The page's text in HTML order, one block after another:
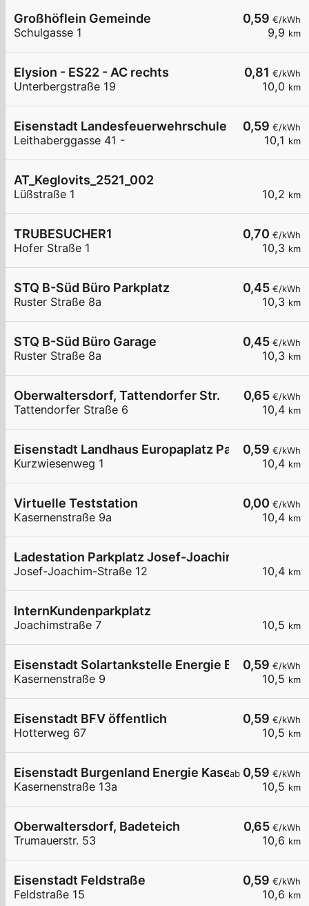
0,59 €/kWh
9,9 km
Großhöflein Gemeinde
Schulgasse 1
0,81 €/kWh
10,0 km
Elysion - ES22 - AC rechts
Unterbergstraße 19
0,59 €/kWh
10,1 km
Eisenstadt Landesfeuerwehrschule
Leithaberggasse 41 -
10,2 km
AT_Keglovits_2521_002
Lüßstraße 1
0,70 €/kWh
10,3 km
TRUBESUCHER1
Hofer Straße 1
0,45 €/kWh
10,3 km
STQ B-Süd Büro Parkplatz
Ruster Straße 8a
0,45 €/kWh
10,3 km
STQ B-Süd Büro Garage
Ruster Straße 8a
0,65 €/kWh
10,4 km
Oberwaltersdorf, Tattendorfer Str.
Tattendorfer Straße 6
0,59 €/kWh
10,4 km
Eisenstadt Landhaus Europaplatz Parkplatz
Kurzwiesenweg 1
0,00 €/kWh
10,4 km
Virtuelle Teststation
Kasernenstraße 9a
10,4 km
Ladestation Parkplatz Josef-Joachim-Straße
Josef-Joachim-Straße 12
10,5 km
InternKundenparkplatz
Joachimstraße 7
0,59 €/kWh
10,5 km
Eisenstadt Solartankstelle Energie Burgenland
Kasernenstraße 9
0,59 €/kWh
10,5 km
Eisenstadt BFV öffentlich
Hotterweg 67
ab 0,59 €/kWh
10,5 km
Eisenstadt Burgenland Energie Kasernenstraße
Kasernenstraße 13a
0,65 €/kWh
10,6 km
Oberwaltersdorf, Badeteich
Trumauerstr. 53
0,59 €/kWh
10,6 km
Eisenstadt Feldstraße
Feldstraße 15